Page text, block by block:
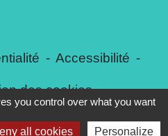
- Accessibilité -
des cookies
you control over what you want
all cookies Personalize